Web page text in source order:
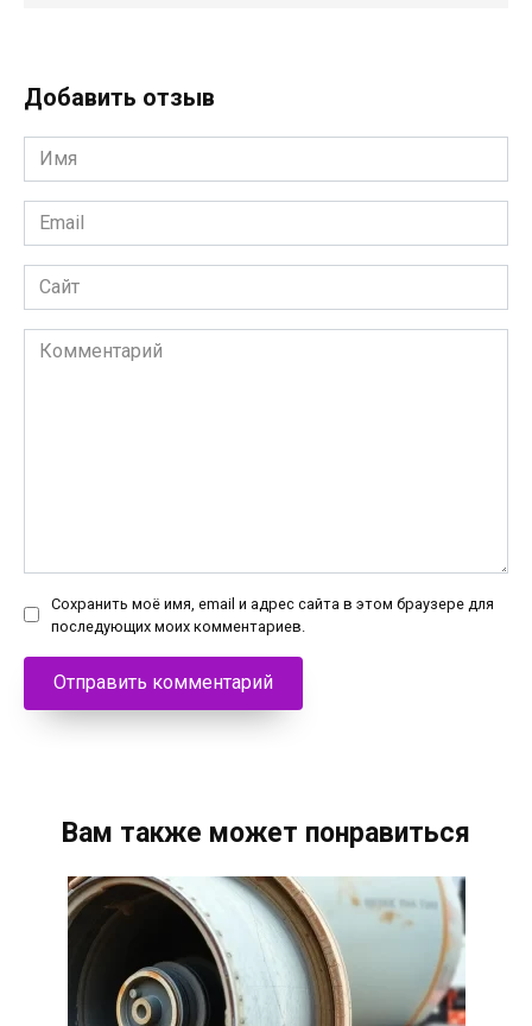
Добавить отзыв
Имя
*
Email
*
Сайт
Комментарий
Сохранить моё имя, email и адрес сайта в этом браузере для
последующих моих комментариев.
Вам также может понравиться